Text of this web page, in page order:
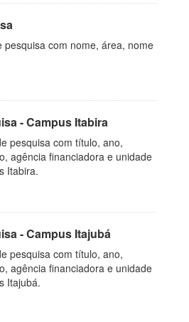
pesquisa com nome, área, nome
- Campus Itabira
pesquisa com título, ano,
agência financiadora e unidade
Itabira.
- Campus Itajubá
pesquisa com título, ano,
agência financiadora e unidade
Itajubá.